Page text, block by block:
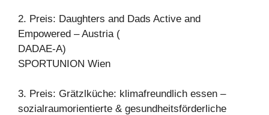
2. Preis: Daughters and Dads Active and
Empowered – Austria (
DADAE-A)
SPORTUNION Wien
3. Preis: Grätzlküche: klimafreundlich essen –
sozialraumorientierte & gesundheitsförderliche